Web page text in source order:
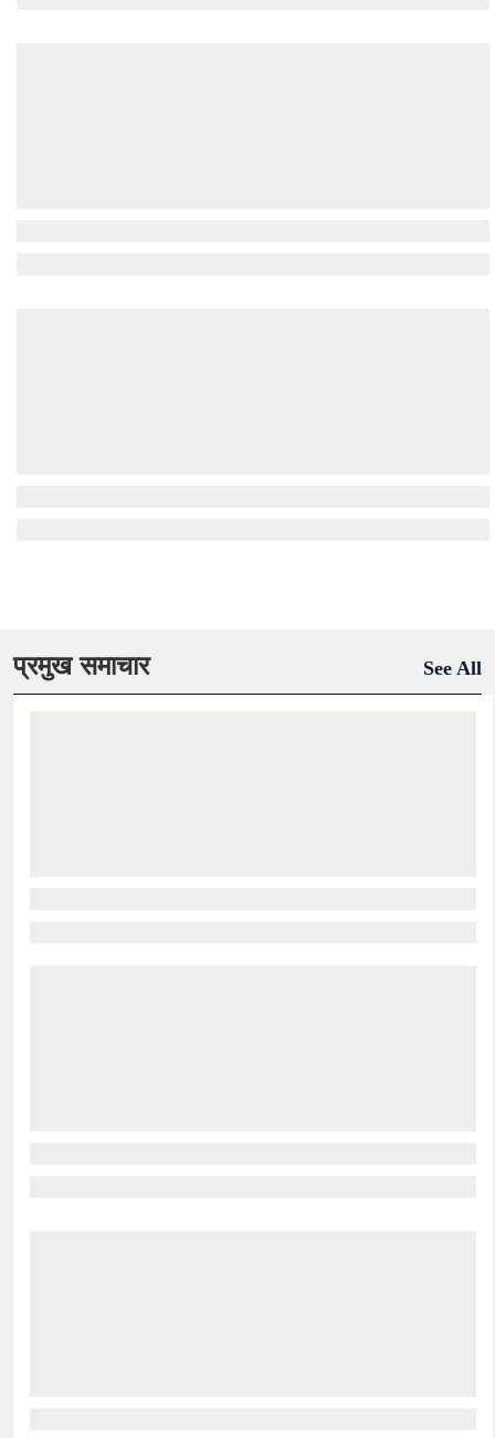
प्रमुख समाचार See All